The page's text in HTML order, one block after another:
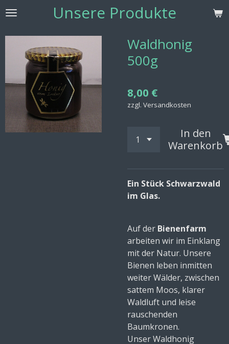
Zum
springen
Unsere Produkte
Waldhonig
500g
8,00 €
zzgl. Versandkosten
In den
Warenkorb
Ein Stück Schwarzwald
im Glas.
Auf der Bienenfarm
arbeiten wir im Einklang
mit der Natur. Unsere
Bienen leben inmitten
weiter Wälder, zwischen
sattem Moos, klarer
Waldluft und leise
rauschenden
Baumkronen.
Unser Waldhonig